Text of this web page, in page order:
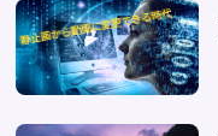
(2)
(4)